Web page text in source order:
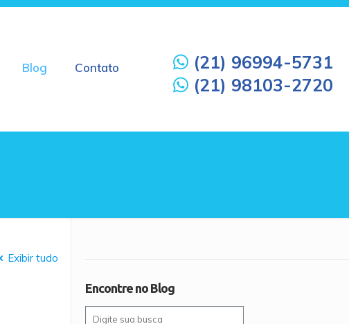
Blog Contato
(21) 96994-5731
(21) 98103-2720
Exibir tudo
Encontre no Blog